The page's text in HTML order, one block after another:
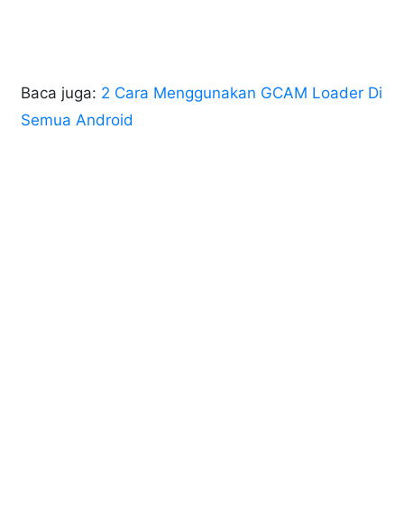
Baca juga: 2 Cara Menggunakan GCAM Loader Di
Semua Android